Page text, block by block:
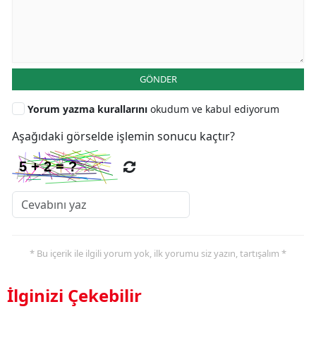
GÖNDER
Yorum yazma kurallarını okudum ve kabul ediyorum
Aşağıdaki görselde işlemin sonucu kaçtır?
* Bu içerik ile ilgili yorum yok, ilk yorumu siz yazın, tartışalım *
İlginizi Çekebilir